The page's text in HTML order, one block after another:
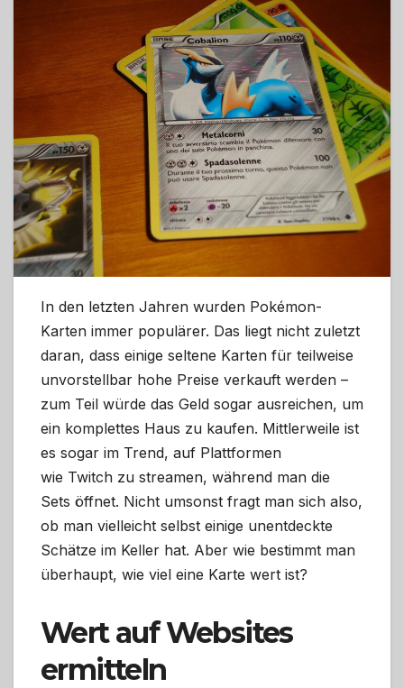
In den letzten Jahren wurden Pokémon-
Karten immer populärer. Das liegt nicht zuletzt
daran, dass einige seltene Karten für teilweise
unvorstellbar hohe Preise verkauft werden –
zum Teil würde das Geld sogar ausreichen, um
ein komplettes Haus zu kaufen. Mittlerweile ist
es sogar im Trend, auf Plattformen
wie Twitch zu streamen, während man die
Sets öffnet. Nicht umsonst fragt man sich also,
ob man vielleicht selbst einige unentdeckte
Schätze im Keller hat. Aber wie bestimmt man
überhaupt, wie viel eine Karte wert ist?
Wert auf Websites
ermitteln